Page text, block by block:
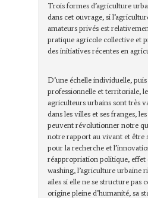
Trois formes d’agriculture
dans cet ouvrage, si
amateurs privés est
pratique agricole collective et
des initiatives récentes en
D’une échelle individuelle,
professionnelle et territoriale,
agriculteurs urbains sont très
dans les villes et ses franges,
peuvent révolutionner notre
notre rapport au vivant et être
pour la recherche et
réappropriation politique, effet
washing, l’agriculture urbaine
ailes si elle ne se structure pas
origine pleine d’humanité, sa